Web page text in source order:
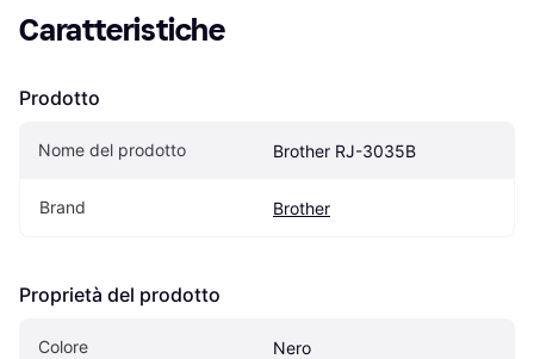
Caratteristiche
Prodotto
Nome del prodotto Brother RJ-3035B
Brand Brother
Proprietà del prodotto
Colore Nero